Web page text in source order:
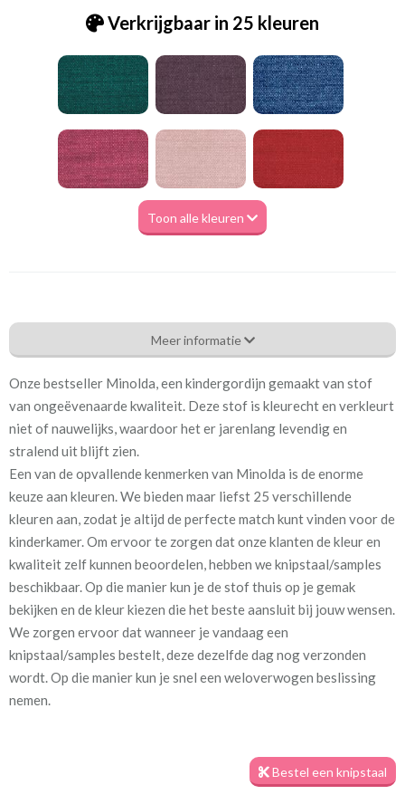
Verkrijgbaar in 25 kleuren
Toon alle kleuren
Gd_Zenith-302 Minolda ginger
Eigenschappen gordijnstof
Artikelnummer
Gd_Zenith-302 Minolda
Stofbreedte:
Mate van verduistering:
Geen (voering optioneel
tijdens bestelproces)
Meestal eerder, maar houd
rekening met
circa 2-3 weken
Materiaal: Katoen en polyester
Minolda is samengesteld uit katoen en polyester, wat zorgt voor
duurzaamheid en een zacht aanvoelende stof. Het rijke
Meer informatie
Onze bestseller Minolda, een kindergordijn gemaakt van stof
van ongeëvenaarde kwaliteit. Deze stof is kleurecht en verkleurt
niet of nauwelijks, waardoor het er jarenlang levendig en
stralend uit blijft zien.
Een van de opvallende kenmerken van Minolda is de enorme
keuze aan kleuren. We bieden maar liefst 25 verschillende
kleuren aan, zodat je altijd de perfecte match kunt vinden voor de
kinderkamer. Om ervoor te zorgen dat onze klanten de kleur en
kwaliteit zelf kunnen beoordelen, hebben we knipstaal/samples
beschikbaar. Op die manier kun je de stof thuis op je gemak
bekijken en de kleur kiezen die het beste aansluit bij jouw wensen.
We zorgen ervoor dat wanneer je vandaag een
knipstaal/samples bestelt, deze dezelfde dag nog verzonden
wordt. Op die manier kun je snel een weloverwogen beslissing
nemen.
Bestel een knipstaal